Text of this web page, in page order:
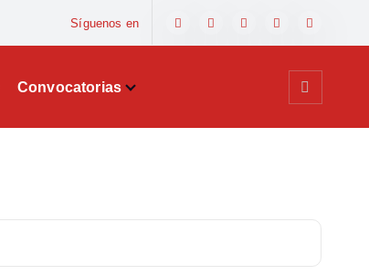
Síguenos en
Convocatorias